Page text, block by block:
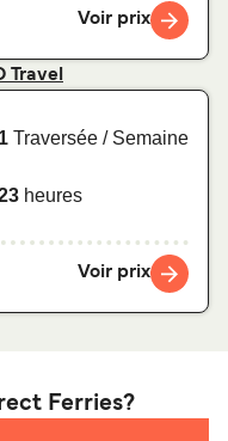
Voir prix
Travel
1 Traversée / Semaine
heures
Voir prix
Ferries?